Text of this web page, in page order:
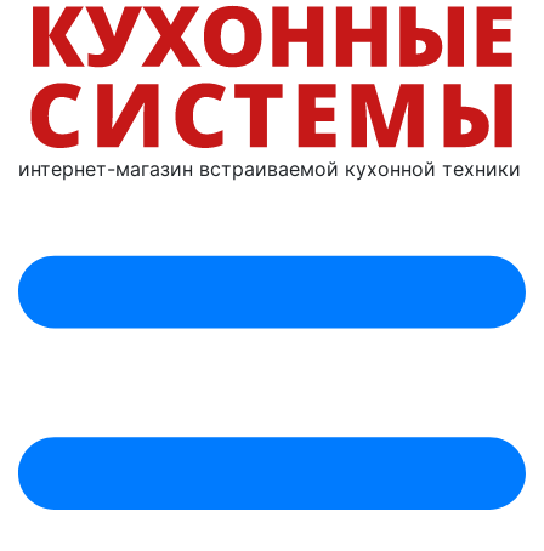
интернет-магазин встраиваемой кухонной техники